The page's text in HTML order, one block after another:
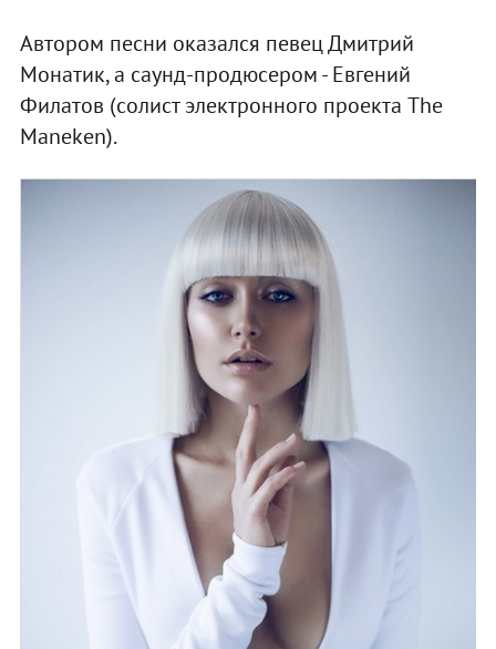
Автором песни оказался певец Дмитрий
Монатик, а саунд-продюсером - Евгений
Филатов (солист электронного проекта The
Maneken).